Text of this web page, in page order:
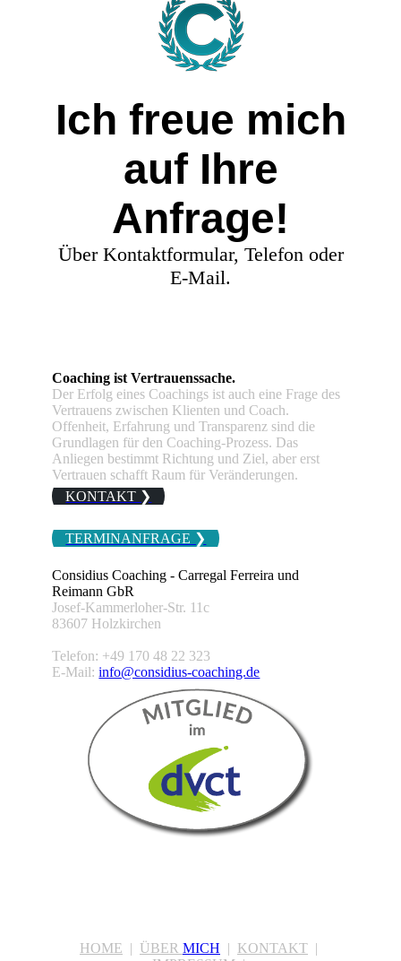
Ich freue mich
auf Ihre
Anfrage!
Über Kontaktformular, Telefon oder
E-Mail.
Coaching ist Vertrauenssache.
Der Erfolg eines Coachings ist auch eine Frage des
Vertrauens zwischen Klienten und Coach.
Offenheit, Erfahrung und Transparenz sind die
Grundlagen für den Coaching-Prozess. Das
Anliegen bestimmt Richtung und Ziel, aber erst
Vertrauen schafft Raum für Veränderungen.
KONTAKT ❯
TERMINANFRAGE ❯
Considius Coaching - Carregal Ferreira und
Reimann GbR
Josef-Kammerloher-Str. 11c
83607 Holzkirchen
Telefon: +49 170 48 22 323
E-Mail: info@considius-coaching.de
HOME | ÜBER MICH | KONTAKT |